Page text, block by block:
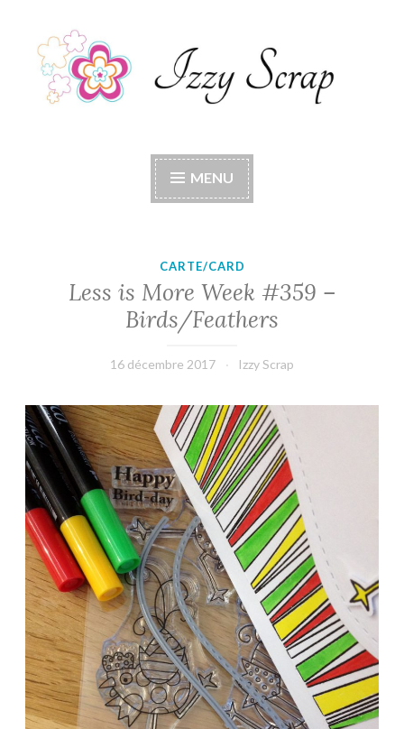
Accéder
au
contenu
principal
Izzy Scrap
MENU
CARTE/CARD
Less is More Week #359 –
Birds/Feathers
16 décembre 2017 Izzy Scrap